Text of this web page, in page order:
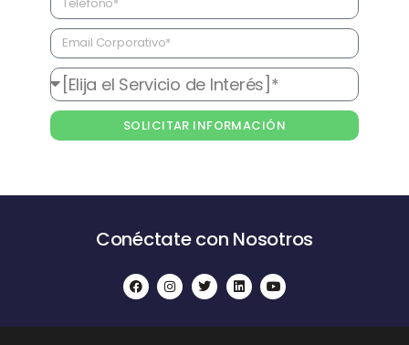
SOLICITAR INFORMACIÓN
Conéctate con Nosotros